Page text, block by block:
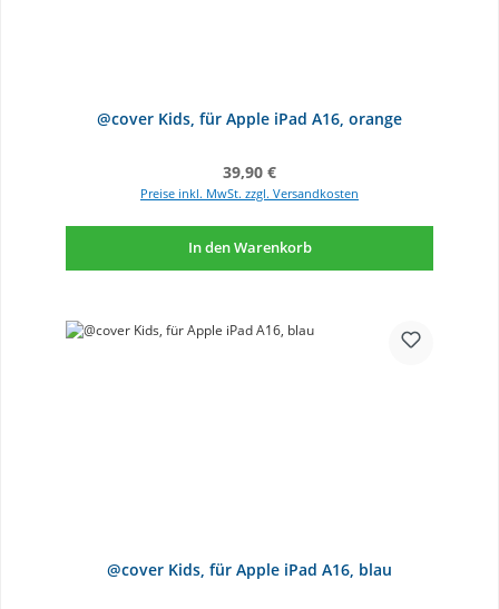
@cover Kids, für Apple iPad A16, orange
Regulärer Preis:
39,90 €
Preise inkl. MwSt. zzgl. Versandkosten
In den Warenkorb
@cover Kids, für Apple iPad A16, blau